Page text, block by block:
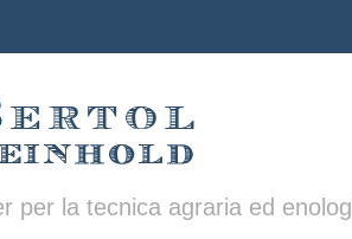
per la tecnica agraria ed